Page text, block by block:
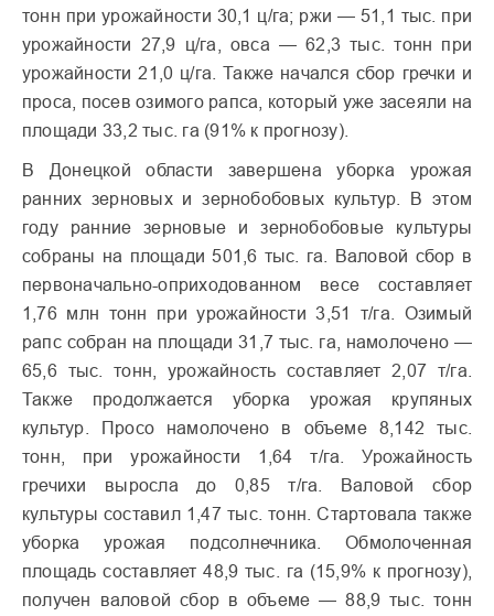
тонн при урожайности 30,1 ц/га; ржи — 51,1 тыс. при
урожайности 27,9 ц/га, овса — 62,3 тыс. тонн при
урожайности 21,0 ц/га. Также начался сбор гречки и
проса, посев озимого рапса, который уже засеяли на
площади 33,2 тыс. га (91% к прогнозу).
В Донецкой области завершена уборка урожая
ранних зерновых и зернобобовых культур. В этом
году ранние зерновые и зернобобовые культуры
собраны на площади 501,6 тыс. га. Валовой сбор в
первоначально-оприходованном весе составляет
1,76 млн тонн при урожайности 3,51 т/га. Озимый
рапс собран на площади 31,7 тыс. га, намолочено —
65,6 тыс. тонн, урожайность составляет 2,07 т/га.
Также продолжается уборка урожая крупяных
культур. Просо намолочено в объеме 8,142 тыс.
тонн, при урожайности 1,64 т/га. Урожайность
гречихи выросла до 0,85 т/га. Валовой сбор
культуры составил 1,47 тыс. тонн. Стартовала также
уборка урожая подсолнечника. Обмолоченная
площадь составляет 48,9 тыс. га (15,9% к прогнозу),
получен валовой сбор в объеме — 88,9 тыс. тонн